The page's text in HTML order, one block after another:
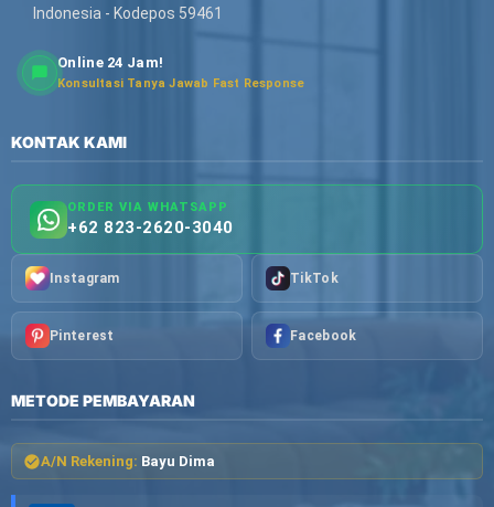
Indonesia - Kodepos 59461
Online 24 Jam!
Konsultasi Tanya Jawab Fast Response
KONTAK KAMI
ORDER VIA WHATSAPP
+62 823-2620-3040
Instagram TikTok
Pinterest Facebook
METODE PEMBAYARAN
A/N Rekening: Bayu Dima